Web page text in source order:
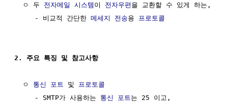
  ㅇ 두
전자메일 시스템 이 전자우편 을 교환할 수 있게 하는,
     - 비교적 간단한
메세지 전송용 프로토콜
2. 주요 특징 및 참고사항
  ㅇ
통신 포트 및 프로토콜
     - SMTP가 사용하는
통신 포트 는 25 이고,